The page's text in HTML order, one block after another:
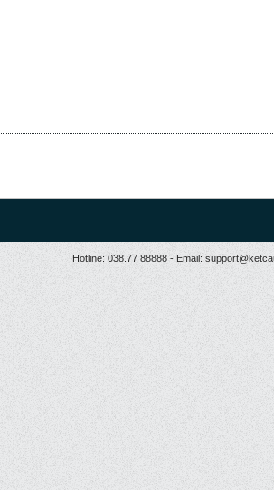
Hotline: 038.77 88888 - Email: